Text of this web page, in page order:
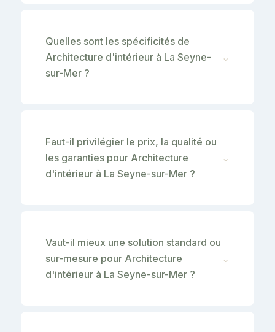
Quelles sont les spécificités de
Architecture d'intérieur à La Seyne-
sur-Mer ?
⌄
Faut-il privilégier le prix, la qualité ou
les garanties pour Architecture
d'intérieur à La Seyne-sur-Mer ?
⌄
Vaut-il mieux une solution standard ou
sur-mesure pour Architecture
d'intérieur à La Seyne-sur-Mer ?
⌄